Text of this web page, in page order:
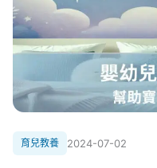
育兒教養 2024-07-02